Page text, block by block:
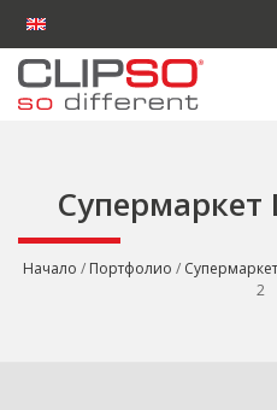
Начало / Портфолио /
2